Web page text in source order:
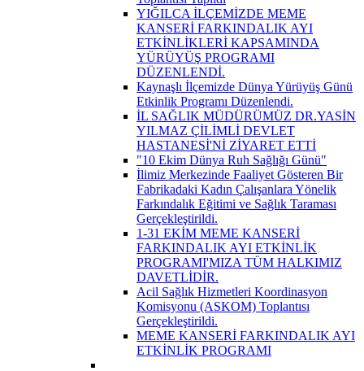
YIĞILCA İLÇEMİZDE MEME
KANSERİ FARKINDALIK AYI
ETKİNLİKLERİ KAPSAMINDA
YÜRÜYÜŞ PROGRAMI
DÜZENLENDİ.
Kaynaşlı İlçemizde Dünya Yürüyüş Günü
Etkinlik Programı Düzenlendi.
İL SAĞLIK MÜDÜRÜMÜZ DR.YASİN
YILMAZ ÇİLİMLİ DEVLET
HASTANESİ'Nİ ZİYARET ETTİ
"10 Ekim Dünya Ruh Sağlığı Günü"
İlimiz Merkezinde Faaliyet Gösteren Bir
Fabrikadaki Kadın Çalışanlara Yönelik
Farkındalık Eğitimi ve Sağlık Taraması
Gerçekleştirildi.
1-31 EKİM MEME KANSERİ
FARKINDALIK AYI ETKİNLİK
PROGRAMI'MIZA TÜM HALKIMIZ
DAVETLİDİR.
Acil Sağlık Hizmetleri Koordinasyon
Komisyonu (ASKOM) Toplantısı
Gerçekleştirildi.
MEME KANSERİ FARKINDALIK AYI
ETKİNLİK PROGRAMI